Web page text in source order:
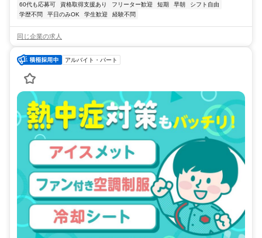
60代も応募可
資格取得支援あり フリーター歓迎 短期 早朝
シフト自由
学歴不問
平日のみOK 学生歓迎 経験不問
同じ企業の求人
アルバイト・パート